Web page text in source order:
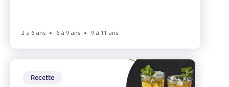
2 à 6 ans 6 à 9 ans 9 à 11 ans
Recette